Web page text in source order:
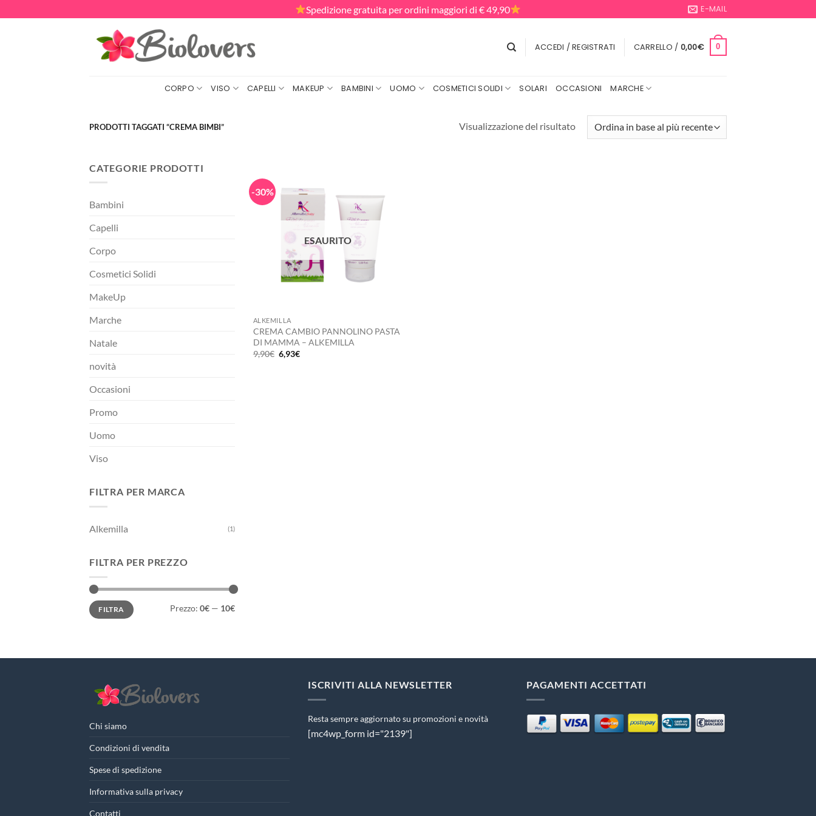
ai
Spedizione gratuita per ordini maggiori di € 49,90 E-MAIL
ACCEDI / REGISTRATI CARRELLO / 0,00€ 0
CORPO VISO CAPELLI MAKEUP BAMBINI UOMO COSMETICI SOLIDI SOLARI OCCASIONI MARCHE
PRODOTTI TAGGATI “CREMA BIMBI” Visualizzazione del risultato
CATEGORIE PRODOTTI
Bambini
Capelli
Corpo
Cosmetici Solidi
MakeUp
Marche
Natale
novità
Occasioni
Promo
Uomo
Viso
FILTRA PER MARCA
Alkemilla (1)
FILTRA PER PREZZO
Prezzo
Min
Prezzo
MaxFILTRA Prezzo: 0€ — 10€
-30%
ESAURITO
ALKEMILLA
CREMA CAMBIO PANNOLINO PASTA
DI MAMMA – ALKEMILLA
9,90€ Il
prezzo
6,93€Il
Chi siamo
Condizioni di vendita
Spese di spedizione
Informativa sulla privacy
Contatti
ISCRIVITI ALLA NEWSLETTER
Resta sempre aggiornato su promozioni e novità
[mc4wp_form id="2139"]
PAGAMENTI ACCETTATI